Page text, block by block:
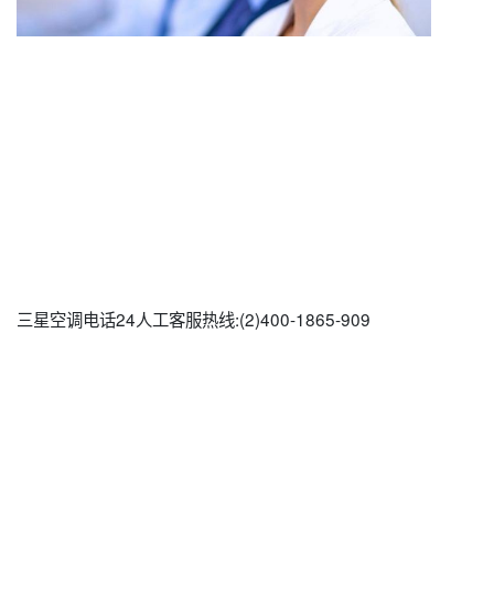
三星空调电话24人工客服热线:(2)400-1865-909